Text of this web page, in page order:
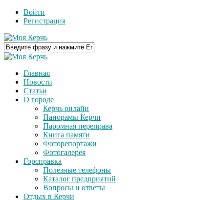
Войти
Регистрация
Главная
Новости
Статьи
О городе
Керчь онлайн
Панорамы Керчи
Паромная переправа
Книга памяти
Фоторепортажи
Фотогалерея
Горсправка
Полезные телефоны
Каталог предприятий
Вопросы и ответы
Отдых в Керчи